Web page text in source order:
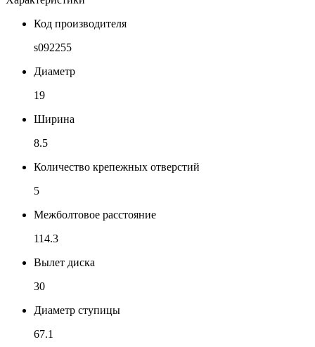
Код производителя
s092255
Диаметр
19
Ширина
8.5
Количество крепежных отверстий
5
Межболтовое расстояние
114.3
Вылет диска
30
Диаметр ступицы
67.1